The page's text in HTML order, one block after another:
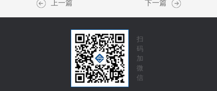
上一篇 下一篇
扫
码
加
微
信